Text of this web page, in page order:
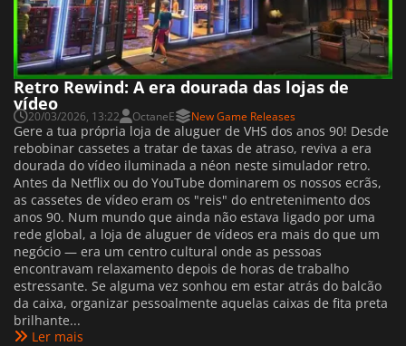
Retro Rewind: A era dourada das lojas de
vídeo
20/03/2026, 13:22 OctaneE New Game Releases
Gere a tua própria loja de aluguer de VHS dos anos 90! Desde
rebobinar cassetes a tratar de taxas de atraso, reviva a era
dourada do vídeo iluminada a néon neste simulador retro.
Antes da Netflix ou do YouTube dominarem os nossos ecrãs,
as cassetes de vídeo eram os "reis" do entretenimento dos
anos 90. Num mundo que ainda não estava ligado por uma
rede global, a loja de aluguer de vídeos era mais do que um
negócio — era um centro cultural onde as pessoas
encontravam relaxamento depois de horas de trabalho
estressante. Se alguma vez sonhou em estar atrás do balcão
da caixa, organizar pessoalmente aquelas caixas de fita preta
brilhante...
Ler mais